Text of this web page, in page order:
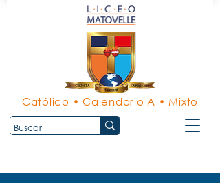
Católico • Calendario A • Mixto